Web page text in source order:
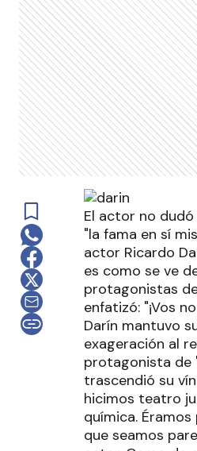
El actor no
"la fama en sí
actor Ricardo
es como se ve
protagonistas
enfatizó: "¡Vos
Darín mantuvo
exageración al
protagonista de
trascendió su
hicimos teatro
química.
que seamos